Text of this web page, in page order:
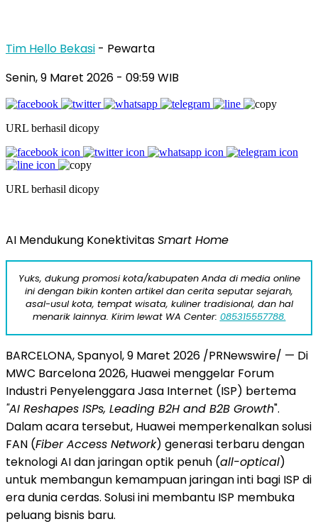
Tim Hello Bekasi - Pewarta
Senin, 9 Maret 2026 - 09:59 WIB
URL berhasil dicopy
URL berhasil dicopy
AI Mendukung KonektivitasSmart Home
Yuks, dukung promosi kota/kabupaten Anda di media online
ini dengan bikin konten artikel dan cerita seputar sejarah,
asal-usul kota, tempat wisata, kuliner tradisional, dan hal
menarik lainnya. Kirim lewat WA Center: 085315557788.
BARCELONA, Spanyol, 9 Maret 2026 /PRNewswire/ — Di
MWC Barcelona 2026, Huawei menggelar Forum
Industri Penyelenggara Jasa Internet (ISP) bertema
"AI Reshapes ISPs, Leading B2H and B2B Growth".
Dalam acara tersebut, Huawei memperkenalkan solusi
FAN (Fiber Access Network) generasi terbaru dengan
teknologi AI dan jaringan optik penuh (all-optical)
untuk membangun kemampuan jaringan inti bagi ISP di
era dunia cerdas. Solusi ini membantu ISP membuka
peluang bisnis baru.